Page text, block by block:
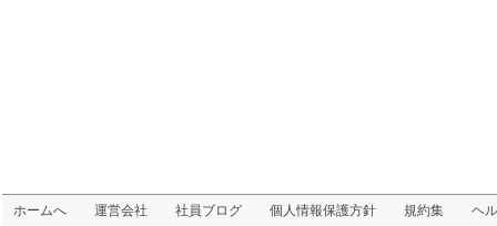
ト
ザ イエローウッド
三つ星
ホームへ 運営会社 社員ブログ 個人情報保護方針 規約集 ヘ